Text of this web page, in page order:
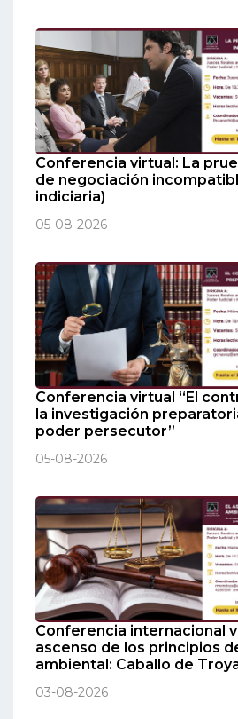
Conferencia virtual: La
de negociación
indiciaria)
05-08-2026
Conferencia virtual “El
la investigación
poder persecutor”
05-08-2026
Conferencia internacional
ascenso de los principios
ambiental: Caballo de
03-08-2026